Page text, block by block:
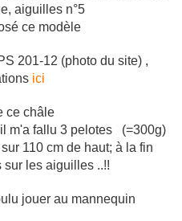
aiguilles n°5
ce modèle
201-12 (photo du site) ,
ici
ce châle
m'a fallu 3 pelotes (=300g)
110 cm de haut; à la fin
sur les aiguilles ..!!
jouer au mannequin